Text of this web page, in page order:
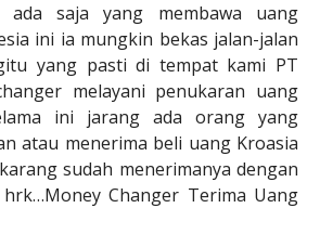
ada saja yang membawa uang
ini ia mungkin bekas jalan-jalan
yang pasti di tempat kami PT
melayani penukaran uang
ini jarang ada orang yang
atau menerima beli uang Kroasia
sudah menerimanya dengan
Changer Terima Uang